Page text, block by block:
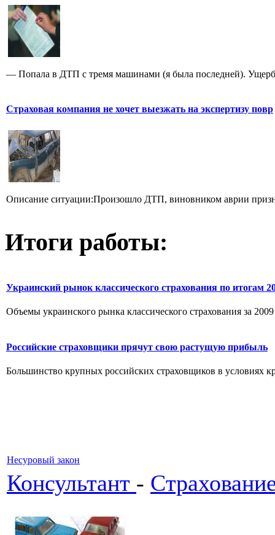
— Попала в ДТП с тремя машинами (я была последней).
Страховая компания не хочет выезжать на экспертизу повр
Описание ситуации:Произошло ДТП, виновником аврии
Итоги работы:
Украинский рынок классического страхования по итогам
Объемы украинского рынка классического страхования за
Российские страховщики прячут свою растущую прибыль
Большинство крупных российских страховщиков в условиях
Несуровый закон
Консультант -